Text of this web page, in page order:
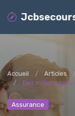
Accueil Articles
Des millions
Assurance